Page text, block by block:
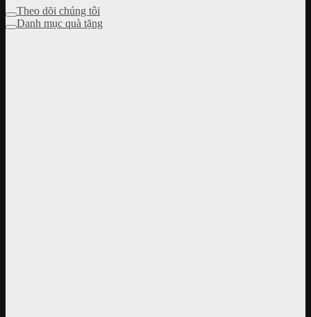
Theo dõi chúng tôi
Danh mục quà tặng